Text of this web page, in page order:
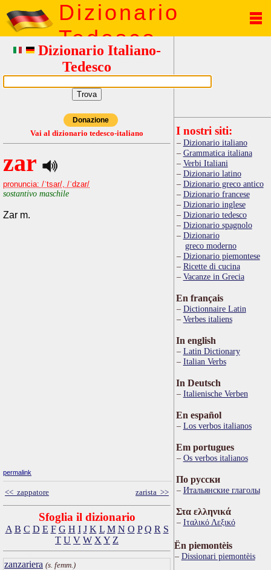
Dizionario
Tedesco
Dizionario Italiano-
Tedesco
Donazione
Vai al dizionario tedesco-italiano
zar
pronuncia: /ˈtsar/, /ˈdzar/
sostantivo maschile
Zar m.
permalink
<< zappatore zarista >>
Sfoglia il dizionario
A B C D E F G H I J K L M N O P Q R S
T U V W X Y Z
zanzariera (s. femm.)
I nostri siti:
Dizionario italiano
Grammatica italiana
Verbi Italiani
Dizionario latino
Dizionario greco antico
Dizionario francese
Dizionario inglese
Dizionario tedesco
Dizionario spagnolo
Dizionario
greco moderno
Dizionario piemontese
Ricette di cucina
Vacanze in Grecia
En français
Dictionnaire Latin
Verbes italiens
In english
Latin Dictionary
Italian Verbs
In Deutsch
Italienische Verben
En español
Los verbos italianos
Em portugues
Os verbos italianos
По русски
Итальянские глаголы
Στα ελληνικά
Ιταλικό Λεξικό
Ën piemontèis
Dissionari piemontèis